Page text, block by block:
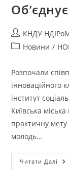
КНДУ
Новини /
Розпочали
інноваційного
інститут
Київська
практичну
молодь…
Читати Далі